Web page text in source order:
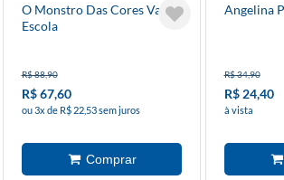
O Monstro Das Cores Vai A
Escola
R$ 88,90
R$ 67,60
ou 3x de R$ 22,53 sem juros
Angelina
R$ 34,90
R$ 24,40
à vista